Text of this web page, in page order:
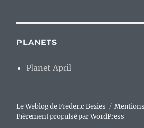
PLANETS
Planet April
Le Weblog de Frederic Bezies
Fièrement propulsé par WordPress